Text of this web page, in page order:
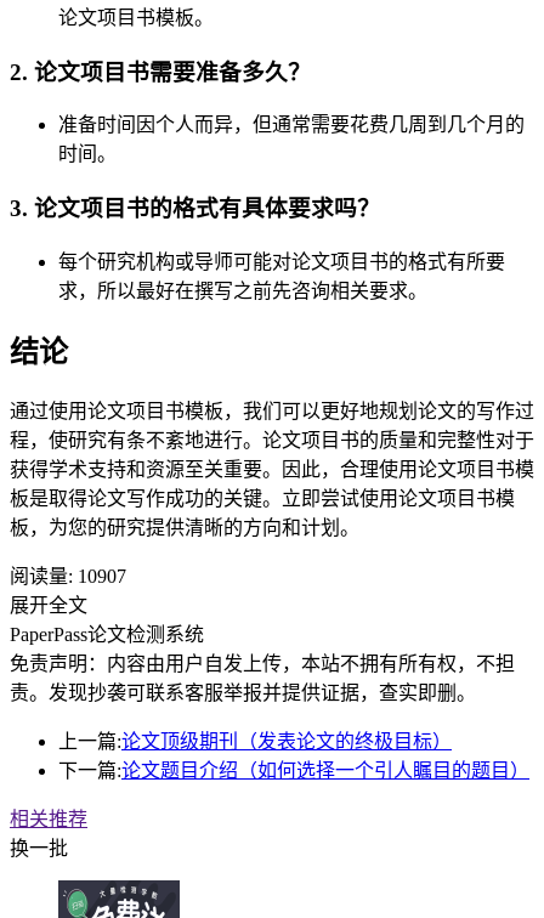
论文项目书模板。
2. 论文项目书需要准备多久？
准备时间因个人而异，但通常需要花费几周到几个月的
时间。
3. 论文项目书的格式有具体要求吗？
每个研究机构或导师可能对论文项目书的格式有所要
求，所以最好在撰写之前先咨询相关要求。
结论
通过使用论文项目书模板，我们可以更好地规划论文的写作过
程，使研究有条不紊地进行。论文项目书的质量和完整性对于
获得学术支持和资源至关重要。因此，合理使用论文项目书模
板是取得论文写作成功的关键。立即尝试使用论文项目书模
板，为您的研究提供清晰的方向和计划。
阅读量: 10907
展开全文
PaperPass论文检测系统
免责声明：内容由用户自发上传，本站不拥有所有权，不担
责。发现抄袭可联系客服举报并提供证据，查实即删。
上一篇:论文顶级期刊（发表论文的终极目标）
下一篇:论文题目介绍（如何选择一个引人瞩目的题目）
相关推荐
换一批